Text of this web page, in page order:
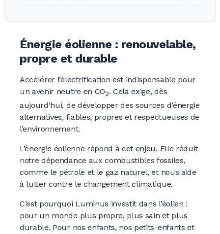
Énergie éolienne : renouvelable,
propre et durable
Accélérer l’électrification est indispensable pour
un avenir neutre en CO2. Cela exige, dès
aujourd’hui, de développer des sources d’énergie
alternatives, fiables, propres et respectueuses de
l’environnement.
L’énergie éolienne répond à cet enjeu. Elle réduit
notre dépendance aux combustibles fossiles,
comme le pétrole et le gaz naturel, et nous aide
à lutter contre le changement climatique.
C’est pourquoi Luminus investit dans l’éolien :
pour un monde plus propre, plus sain et plus
durable. Pour nos enfants, nos petits-enfants et